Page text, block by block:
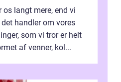
os langt mere, end vi
handler om vores
som vi tror er helt
af venner, kol...